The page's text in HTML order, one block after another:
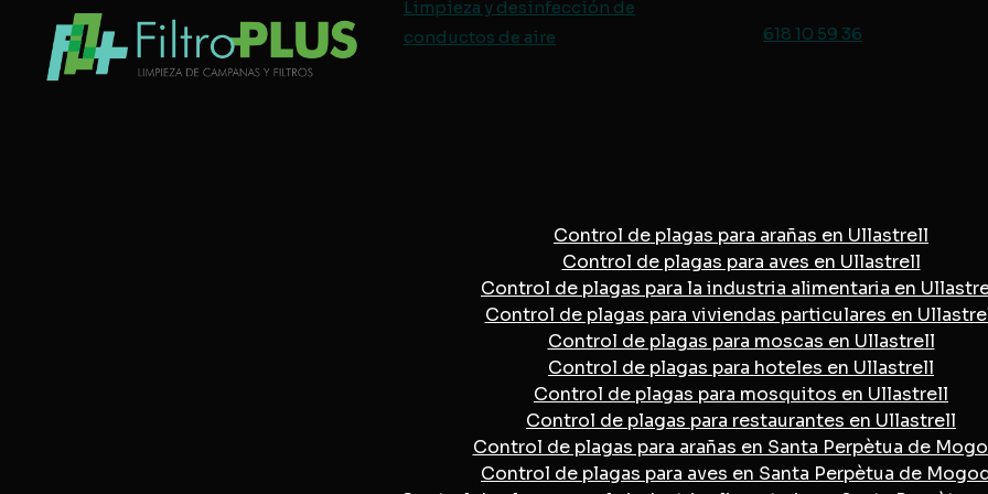
Limpieza y desinfección de
conductos de aire
618 10 59 36
Control de plagas para arañas en Ullastrell
Control de plagas para aves en Ullastrell
Control de plagas para la industria alimentaria en
Control de plagas para viviendas particulares en
Control de plagas para moscas en Ullastrell
Control de plagas para hoteles en Ullastrell
Control de plagas para mosquitos en Ullastrell
Control de plagas para restaurantes en Ullastrell
Control de plagas para arañas en Santa Perpètua de
Control de plagas para aves en Santa Perpètua de